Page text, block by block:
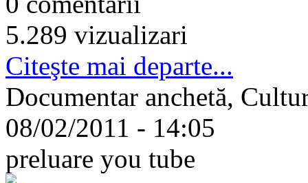
5.289 vizualizari
Citeşte mai departe...
Documentar anchetă,
08/02/2011 - 14:05
preluare you tube